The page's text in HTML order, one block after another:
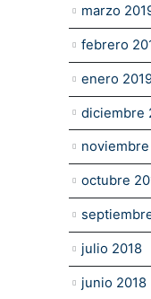
marzo
febrero
enero
diciembre
octubre
julio 2018
junio 2018